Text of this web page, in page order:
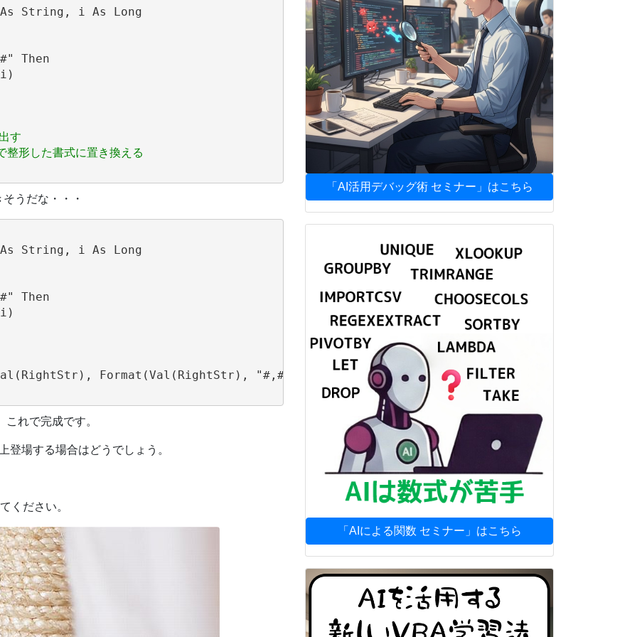
String, i As Long
Then
す
した書式に置き換える
うだな・・・
String, i As Long
Then
Format(Val(RightStr), "#,###"))
れで完成です。
登場する場合はどうでしょう。
ください。
「AI活用デバッグ術 セミナー」はこちら
「AIによる関数 セミナー」はこちら